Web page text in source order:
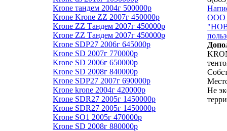
Krone тандем 2004г 500000р
Krone Krone ZZ 2007г 450000р
Krone ZZ Тандем 2007г 450000р
Krone ZZ Тандем 2007г 450000р
Krone SDP27 2006г 645000р
Krone SD 2007г 770000р
Krone SD 2006г 650000р
Krone SD 2008г 840000р
Krone SDP27 2007г 690000р
Krone krone 2004г 420000р
Krone SDR27 2005г 1450000р
Krone SDR27 2005г 1450000р
Krone SO1 2005г 470000р
Krone SD 2008г 880000р
ООО
Не